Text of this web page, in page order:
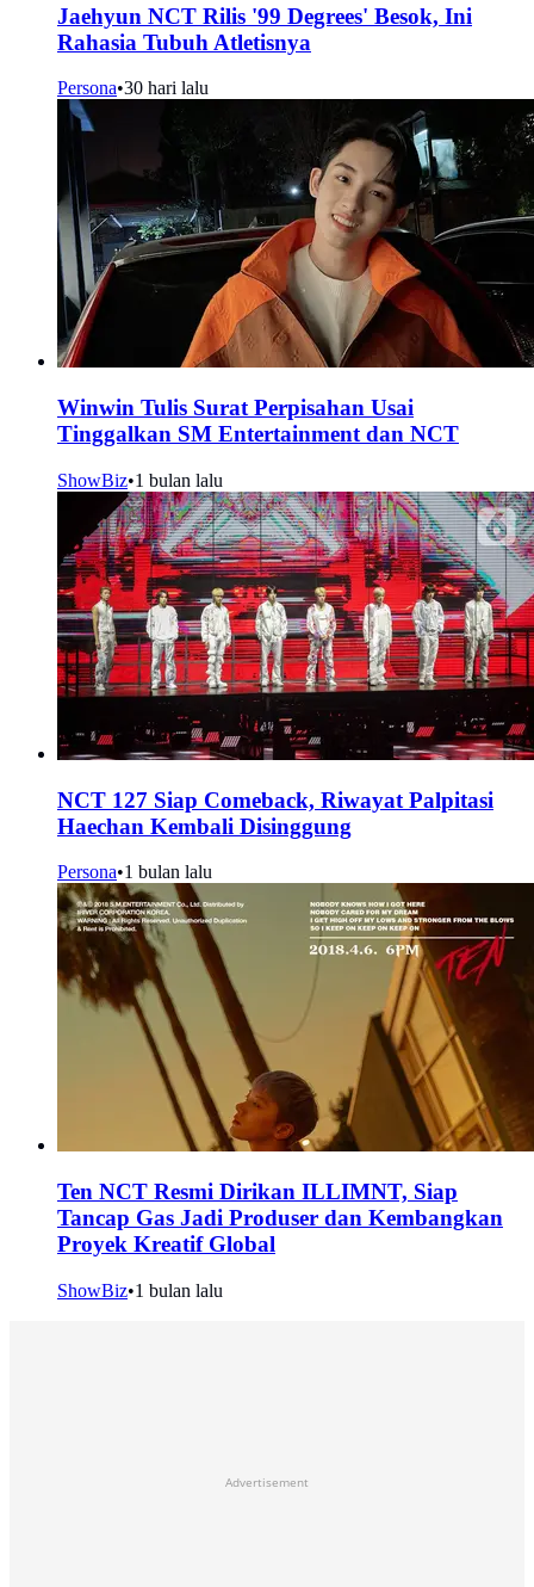
Jaehyun NCT Rilis '99 Degrees' Besok, Ini
Rahasia Tubuh Atletisnya
Persona•30 hari lalu
Winwin Tulis Surat Perpisahan Usai
Tinggalkan SM Entertainment dan NCT
ShowBiz•1 bulan lalu
NCT 127 Siap Comeback, Riwayat Palpitasi
Haechan Kembali Disinggung
Persona•1 bulan lalu
Ten NCT Resmi Dirikan ILLIMNT, Siap
Tancap Gas Jadi Produser dan Kembangkan
Proyek Kreatif Global
ShowBiz•1 bulan lalu
Advertisement